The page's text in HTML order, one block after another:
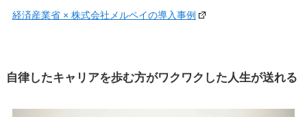
経済産業省 × 株式会社メルペイの導入事例
自律したキャリアを歩む方がワクワクした人生が送れる